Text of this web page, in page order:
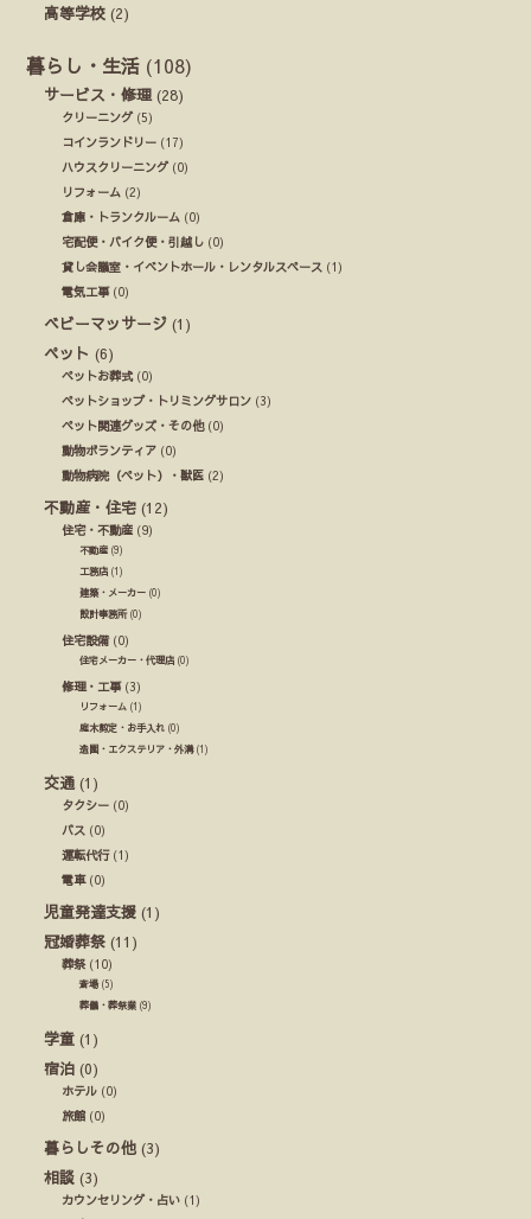
高等学校 (2)
暮らし・生活 (108)
サービス・修理 (28)
クリーニング(5)
コインランドリー (17)
ハウスクリーニング(0)
リフォーム (2)
倉庫・トランクルーム (0)
宅配便・バイク便・引越し (0)
貸し会議室・イベントホール・レンタルスペース (1)
電気工事(0)
ベビーマッサージ (1)
ペット (6)
ペットお葬式(0)
ペットショップ・トリミングサロン (3)
ペット関連グッズ・その他(0)
動物ボランティア (0)
動物病院（ペット）・獣医 (2)
不動産・住宅 (12)
住宅・不動産 (9)
不動産 (9)
工務店 (1)
建築・メーカー (0)
設計事務所(0)
住宅設備(0)
住宅メーカー・代理店 (0)
修理・工事(3)
リフォーム (1)
庭木剪定・お手入れ (0)
造園・エクステリア・外溝(1)
交通 (1)
タクシー (0)
バス (0)
運転代行(1)
電車(0)
児童発達支援 (1)
冠婚葬祭 (11)
葬祭(10)
斎場(5)
葬儀・葬祭業 (9)
学童 (1)
宿泊 (0)
ホテル (0)
旅館 (0)
暮らしその他 (3)
相談 (3)
カウンセリング・占い (1)